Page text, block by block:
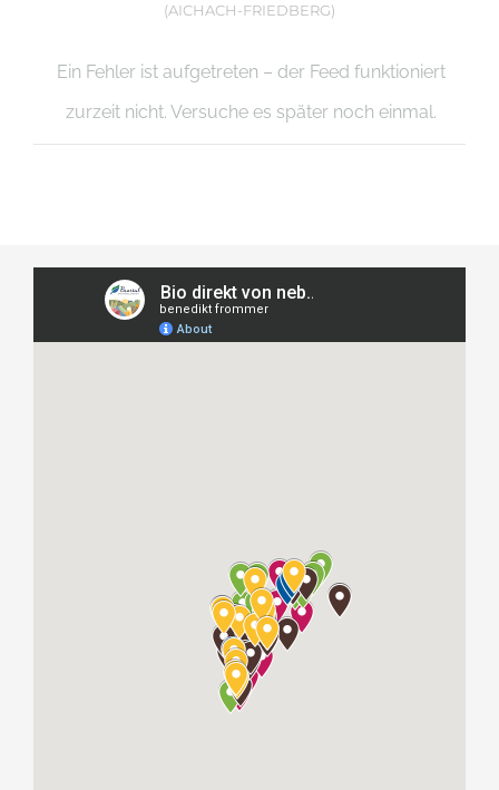
(AICHACH-FRIEDBERG)
Ein Fehler ist aufgetreten – der Feed funktioniert
zurzeit nicht. Versuche es später noch einmal.